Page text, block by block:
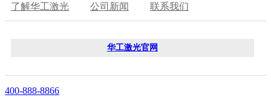
了解华工激光 公司新闻 联系我们
华工激光官网
400-888-8866